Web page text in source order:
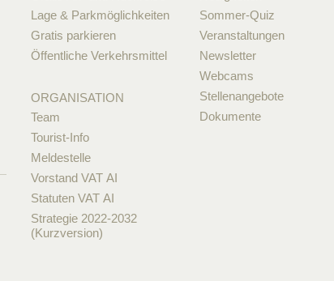
Lage & Parkmöglichkeiten
Gratis parkieren
Öffentliche Verkehrsmittel
ORGANISATION
Team
Tourist-Info
Meldestelle
Vorstand VAT AI
Statuten VAT AI
Strategie 2022-2032
(Kurzversion)
Sommer-Quiz
Veranstaltungen
Newsletter
Webcams
Stellenangebote
Dokumente